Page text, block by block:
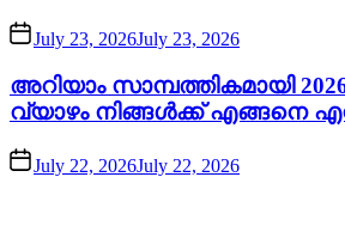
July 23, 2026July 23, 2026
അറിയാം സാമ്പത്തികമായി
വ്യാഴം നിങ്ങൾക്ക് എങ്ങനെ
July 22, 2026July 22, 2026